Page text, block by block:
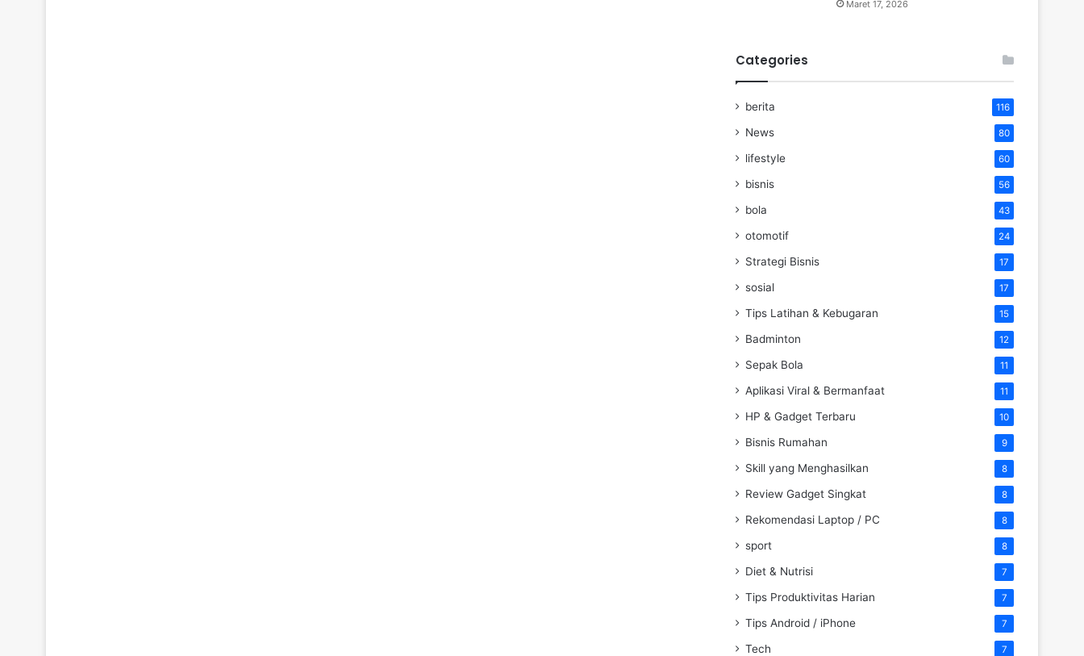
Maret 17, 2026
Categories
berita 116
News 80
lifestyle 60
bisnis 56
bola 43
otomotif 24
Strategi Bisnis 17
sosial 17
Tips Latihan & Kebugaran 15
Badminton 12
Sepak Bola 11
Aplikasi Viral & Bermanfaat 11
HP & Gadget Terbaru 10
Bisnis Rumahan 9
Skill yang Menghasilkan 8
Review Gadget Singkat 8
Rekomendasi Laptop / PC 8
sport 8
Diet & Nutrisi 7
Tips Produktivitas Harian 7
Tips Android / iPhone 7
Tech 7